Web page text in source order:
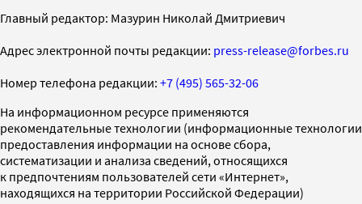
Главный редактор: Мазурин Николай Дмитриевич
Адрес электронной почты редакции: press-release@forbes.ru
Номер телефона редакции: +7 (495) 565-32-06
На информационном ресурсе применяются
рекомендательные технологии (информационные технологии
предоставления информации на основе сбора,
систематизации и анализа сведений, относящихся
к предпочтениям пользователей сети «Интернет»,
находящихся на территории Российской Федерации)